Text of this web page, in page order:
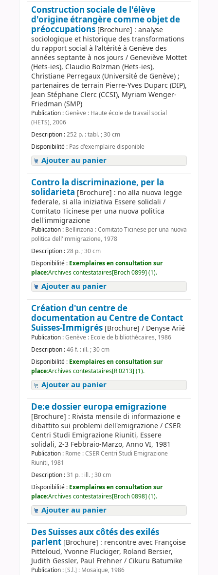
Construction sociale de l'élève
d'origine étrangère comme objet de
préoccupations [Brochure] : analyse
sociologique et historique des transformations
du rapport social à l'altérité à Genève des
années septante à nos jours / Geneviève Mottet
(Hets-ies), Claudio Bolzman (Hets-ies),
Christiane Perregaux (Université de Genève) ;
partenaires de terrain Pierre-Yves Duparc (DIP),
Jean Stéphane Clerc (CCSI), Myriam Wenger-
Friedman (SMP)
Publication :Genève : Haute école de travail social
(HETS), 2006
Description :252 p. : tabl. ; 30 cm
Disponibilité : Pas d'exemplaire disponible
Ajouter au panier
Contro la discriminazione, per la
solidarieta [Brochure] : no alla nuova legge
federale, si alla iniziativa Essere solidali /
Comitato Ticinese per una nuova politica
dell'immigrazione
Publication : Bellinzona : Comitato Ticinese per una nuova
politica dell'immigrazione, 1978
Description :28 p. ; 30 cm
Disponibilité : Exemplaires en consultation sur
place:Archives contestataires[Broch 0899] (1).
Ajouter au panier
Création d'un centre de
documentation au Centre de Contact
Suisses-Immigrés [Brochure] / Denyse Arié
Publication :Genève : Ecole de bibliothécaires, 1986
Description :46 f. : ill. ; 30 cm
Disponibilité : Exemplaires en consultation sur
place:Archives contestataires[R 0213] (1).
Ajouter au panier
De:e dossier europa emigrazione
[Brochure] : Rivista mensile di informazione e
dibattito sui problemi dell'emigrazione / CSER
Centri Studi Emigrazione Riuniti, Essere
solidali, 2-3 Febbraio-Marzo, Anno VI, 1981
Publication : Rome : CSER Centri Studi Emigrazione
Riuniti, 1981
Description :31 p. : ill. ; 30 cm
Disponibilité : Exemplaires en consultation sur
place:Archives contestataires[Broch 0898] (1).
Ajouter au panier
Des Suisses aux côtés des exilés
parlent [Brochure] : rencontre avec Françoise
Pitteloud, Yvonne Fluckiger, Roland Bersier,
Judith Gessler, Paul Frehner / Cikuru Batumike
Publication : [S.l.] : Mosaïque, 1986